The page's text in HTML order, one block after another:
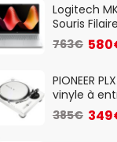
QWERTY
Logitech
Souris
Optique
And Play,
QWERTY
763€
PIONEER
vinyle à
vitesses
pre-ampli
385€